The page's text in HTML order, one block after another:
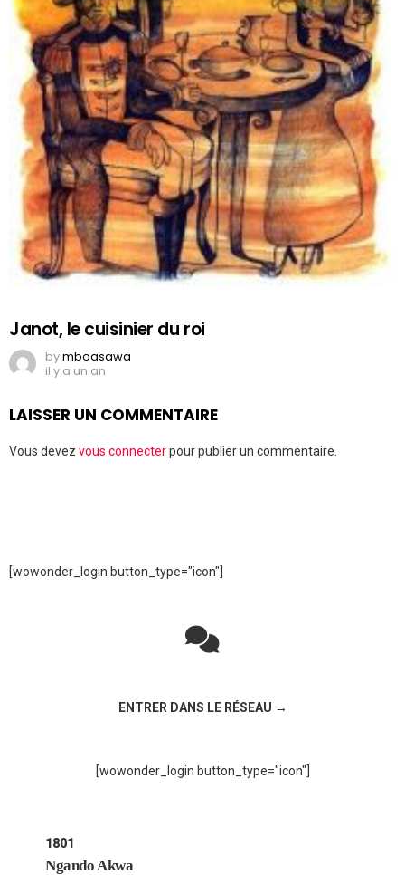
Janot, le cuisinier du roi
bymboasawa
il y a un an
LAISSER UN COMMENTAIRE
Vous devez vous connecterpour publier un commentaire.
[wowonder_login button_type="icon"]
ENTRER DANS LE RÉSEAU →
[wowonder_login button_type="icon"]
1801
Ngando Akwa